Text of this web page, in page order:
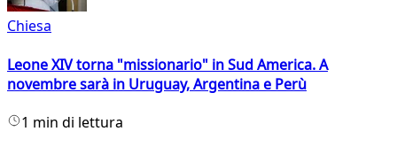
Chiesa
Leone XIV torna "missionario" in Sud America. A
novembre sarà in Uruguay, Argentina e Perù
1 min di lettura